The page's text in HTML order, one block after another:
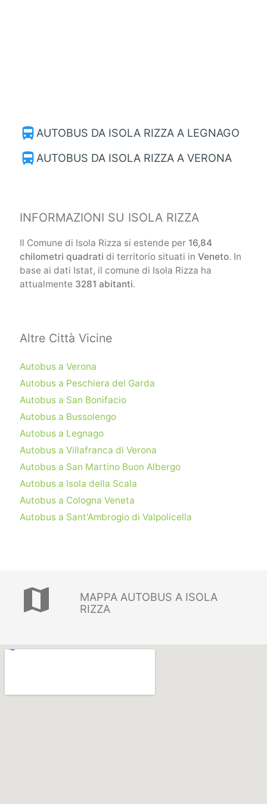
directions_bus AUTOBUS DA ISOLA RIZZA A LEGNAGO
directions_bus AUTOBUS DA ISOLA RIZZA A VERONA
INFORMAZIONI SU ISOLA RIZZA
Il Comune di Isola Rizza si estende per 16,84
chilometri quadrati di territorio situati in Veneto. In
base ai dati Istat, il comune di Isola Rizza ha
attualmente 3281 abitanti.
Altre Città Vicine
Autobus a Verona
Autobus a Peschiera del Garda
Autobus a San Bonifacio
Autobus a Bussolengo
Autobus a Legnago
Autobus a Villafranca di Verona
Autobus a San Martino Buon Albergo
Autobus a Isola della Scala
Autobus a Cologna Veneta
Autobus a Sant'Ambrogio di Valpolicella
map
MAPPA AUTOBUS A ISOLA
RIZZA